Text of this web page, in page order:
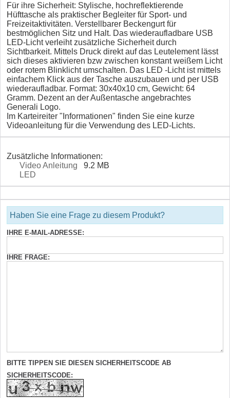
Für ihre Sicherheit: Stylische, hochreflektierende
Hüfttasche als praktischer Begleiter für Sport- und
Freizeitaktivitäten. Verstellbarer Beckengurt für
bestmöglichen Sitz und Halt. Das wiederaufladbare USB
LED-Licht verleiht zusätzliche Sicherheit durch
Sichtbarkeit. Mittels Druck direkt auf das Leutelement lässt
sich dieses aktivieren bzw zwischen konstant weißem Licht
oder rotem Blinklicht umschalten. Das LED -Licht ist mittels
einfachem Klick aus der Tasche auszubauen und per USB
wiederaufladbar. Format: 30x40x10 cm, Gewicht: 64
Gramm. Dezent an der Außentasche angebrachtes
Generali Logo.
Im Karteireiter "Informationen" finden Sie eine kurze
Videoanleitung für die Verwendung des LED-Lichts.
Zusätzliche Informationen:
Video Anleitung
LED
9.2 MB
Haben Sie eine Frage zu diesem Produkt?
IHRE E-MAIL-ADRESSE:
IHRE FRAGE:
BITTE TIPPEN SIE DIESEN SICHERHEITSCODE AB
SICHERHEITSCODE: